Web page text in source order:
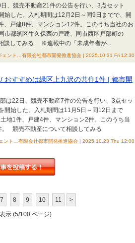
、競売不動産21件の公告を行い、3点セット
始した。入札期間は12月2日～同9日までで、開
戸建8件、マンション12件。このうち当社のお
市都筑区牛久保西の戸建、同市西区戸部町の
談してみる ※連載中の「未成年者が...
ェント…有限会社都市開発推進協会 | 2025.10.31 Fri 12:30
すすめは緑区上九沢の共住1件 | 都市開
は22日、競売不動産7件の公告を行い、3点セッ
開始した。入札期間は11月5日～同12日まで
地1件、戸建4件、マンション2件。このうち当
。 競売不動産について相談してみる
ント…有限会社都市開発推進協会 | 2025.10.23 Thu 12:00
7 8 9 10 11 >
示 (5/100 ページ)